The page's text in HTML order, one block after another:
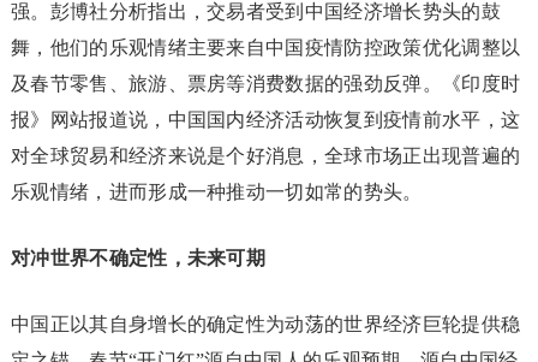
强。彭博社分析指出，交易者受到中国经济增长势头的鼓
舞，他们的乐观情绪主要来自中国疫情防控政策优化调整以
及春节零售、旅游、票房等消费数据的强劲反弹。《印度时
报》网站报道说，中国国内经济活动恢复到疫情前水平，这
对全球贸易和经济来说是个好消息，全球市场正出现普遍的
乐观情绪，进而形成一种推动一切如常的势头。
对冲世界不确定性，未来可期
中国正以其自身增长的确定性为动荡的世界经济巨轮提供稳